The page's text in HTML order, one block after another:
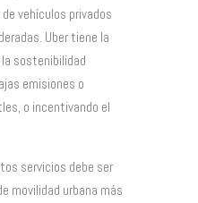
vehículos privados
Uber tiene la
sostenibilidad
emisiones o
o incentivando el
servicios debe ser
movilidad urbana más